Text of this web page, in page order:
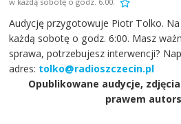
Audycję przygotowuje Piotr Tolko.
każdą sobotę o godz. 6:00. Masz
sprawa, potrzebujesz interwencji?
adres: tolko@radioszczecin.pl
Opublikowane audycje,
prawem